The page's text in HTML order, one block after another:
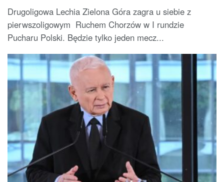
Drugoligowa Lechia Zielona Góra zagra u siebie z
pierwszoligowym Ruchem Chorzów w I rundzie
Pucharu Polski. Będzie tylko jeden mecz...